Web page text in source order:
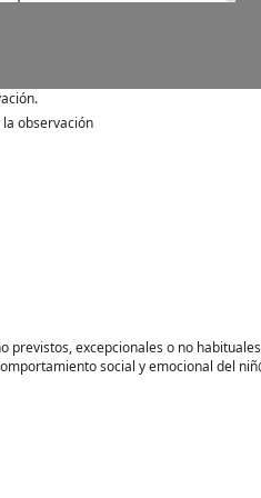
observación
previstos, excepcionales o no
social y emocional del